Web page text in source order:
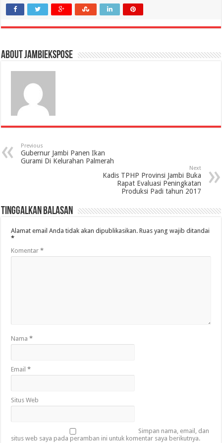
About jambiekspose
Previous
Gubernur Jambi Panen Ikan
Gurami Di Kelurahan Palmerah
Next
Kadis TPHP Provinsi Jambi Buka
Rapat Evaluasi Peningkatan
Produksi Padi tahun 2017
Tinggalkan Balasan
Alamat email Anda tidak akan dipublikasikan. Ruas yang wajib ditandai
*
Komentar*
Nama*
Email*
Situs Web
Simpan nama, email, dan
situs web saya pada peramban ini untuk komentar saya berikutnya.